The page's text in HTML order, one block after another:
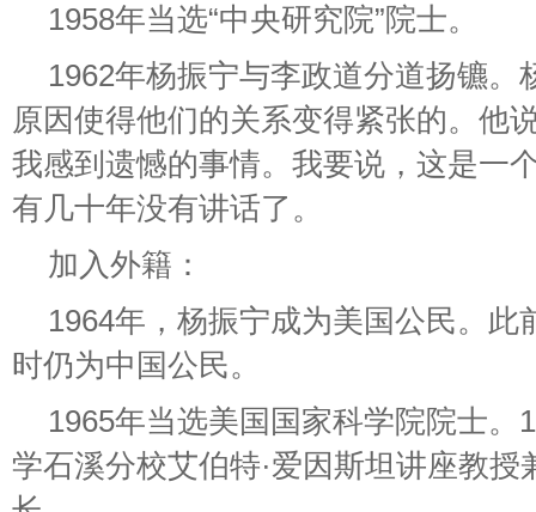
1958年当选“中央研究院”院士。
1962年杨振宁与李政道分道扬镳。
原因使得他们的关系变得紧张的。他
我感到遗憾的事情。我要说，这是一
有几十年没有讲话了。
加入外籍：
1964年，杨振宁成为美国公民。此
时仍为中国公民。
1965年当选美国国家科学院院士。
学石溪分校艾伯特·爱因斯坦讲座教